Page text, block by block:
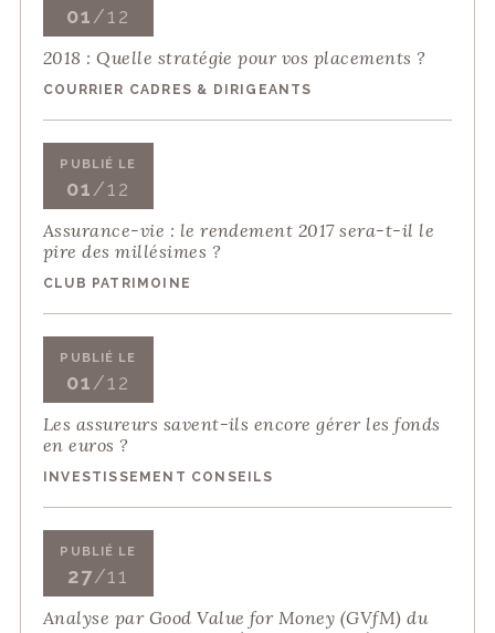
01/12
2018 : Quelle stratégie pour vos placements ?
COURRIER CADRES & DIRIGEANTS
PUBLIÉ LE
01/12
Assurance-vie : le rendement 2017 sera-t-il le
pire des millésimes ?
CLUB PATRIMOINE
PUBLIÉ LE
01/12
Les assureurs savent-ils encore gérer les fonds
en euros ?
INVESTISSEMENT CONSEILS
PUBLIÉ LE
27/11
Analyse par Good Value for Money (GVfM) du